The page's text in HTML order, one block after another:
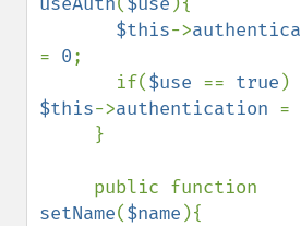
$this->
= 0;
       if(
$use == true
$this->authentication =
setName($name ){